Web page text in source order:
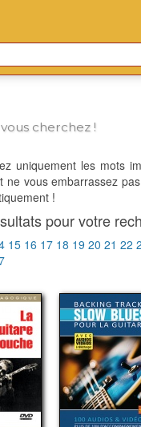
cherchez !
uniquement les mots
vous embarrassez
!
pour votre
15 16 17 18 19 20 21 22